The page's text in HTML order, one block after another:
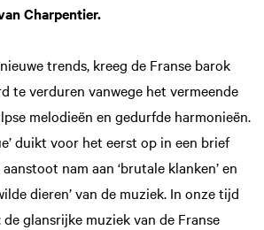
Charpentier.
trends, kreeg de Franse barok
te verduren vanwege het vermeende
melodieën en gedurfde harmonieën.
duikt voor het eerst op in een brief
nam aan ‘brutale klanken’ en
dieren’ van de muziek. In onze tijd
glansrijke muziek van de Franse